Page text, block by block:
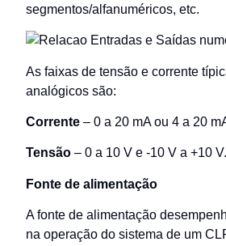
segmentos/alfanuméricos, etc.
As faixas de tensão e corrente
analógicos são:
Corrente – 0 a 20 mA ou 4 a 20
Tensão – 0 a 10 V e -10 V a +10 V.
Fonte de alimentação
A fonte de alimentação
na operação do sistema de um